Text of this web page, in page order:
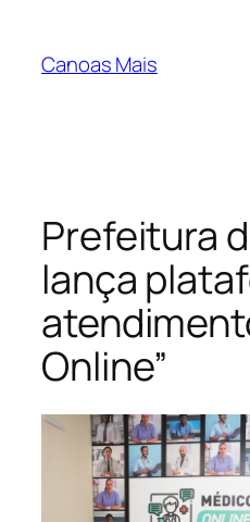
Canoas Mais
Prefeitura
lança
Online”